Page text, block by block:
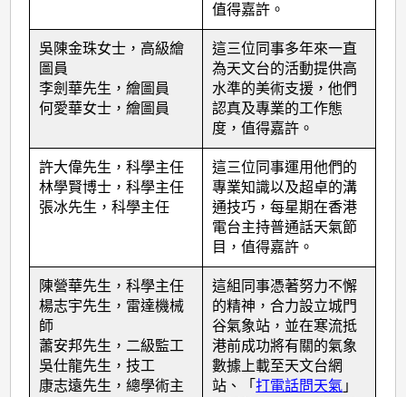
值得嘉許。
吳陳金珠女士，高級繪
圖員
李劍華先生，繪圖員
何愛華女士，繪圖員
這三位同事多年來一直
為天文台的活動提供高
水準的美術支援，他們
認真及專業的工作態
度，值得嘉許。
許大偉先生，科學主任
林學賢博士，科學主任
張冰先生，科學主任
這三位同事運用他們的
專業知識以及超卓的溝
通技巧，每星期在香港
電台主持普通話天氣節
目，值得嘉許。
陳營華先生，科學主任
楊志宇先生，雷達機械
師
蕭安邦先生，二級監工
吳仕龍先生，技工
康志遠先生，總學術主
這組同事憑著努力不懈
的精神，合力設立城門
谷氣象站，並在寒流抵
港前成功將有關的氣象
數據上載至天文台網
站、「打電話問天氣 」